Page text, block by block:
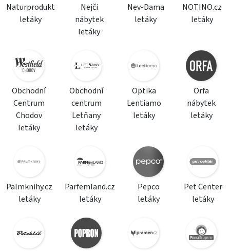
Naturprodukt
letáky
Nejči
nábytek
letáky
Nev-Dama
letáky
NOTINO.cz
letáky
Obchodní
Centrum
Chodov
letáky
Obchodní
centrum
Letňany
letáky
Optika
Lentiamo
letáky
Orfa
nábytek
letáky
Palmknihy.cz
letáky
Parfemland.cz
letáky
Pepco
letáky
Pet Center
letáky